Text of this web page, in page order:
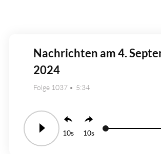
Nachrichten am 4.
2024
Folge 1037 5:34
10 10